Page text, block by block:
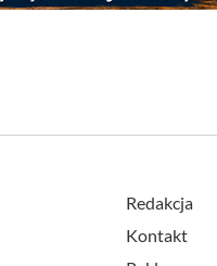
Redakcja
Kontakt